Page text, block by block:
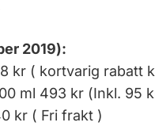
2019):
kr ( kortvarig rabatt
ml 493 kr (Inkl. 95
kr ( Fri frakt )